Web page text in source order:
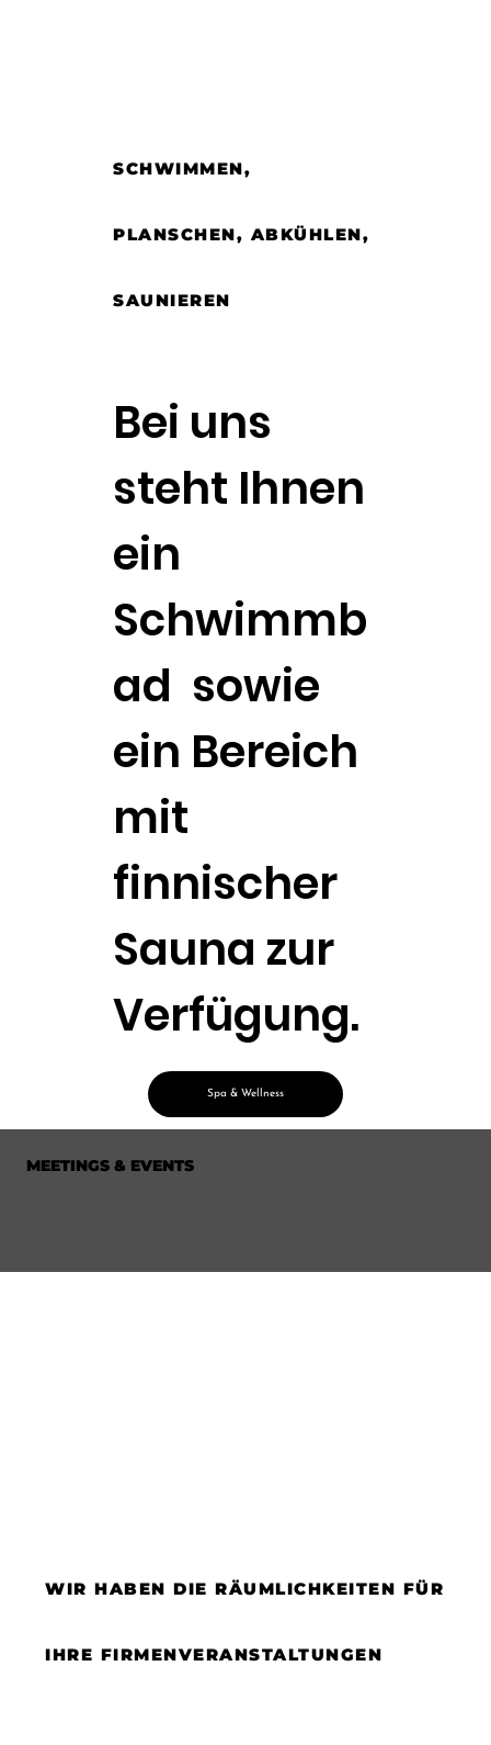
SCHWIMMEN,
PLANSCHEN, ABKÜHLEN,
SAUNIEREN
Bei uns
steht Ihnen
ein
Schwimmb
ad sowie
ein Bereich
mit
finnischer
Sauna zur
Verfügung.
Spa & Wellness
MEETINGS & EVENTS
WIR HABEN DIE RÄUMLICHKEITEN FÜR
IHRE FIRMENVERANSTALTUNGEN